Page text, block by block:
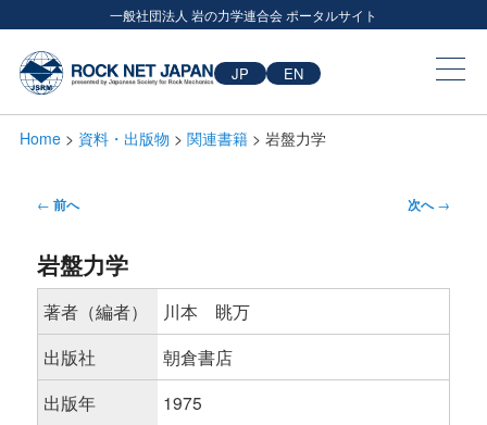
一般社団法人 岩の力学連合会 ポータルサイト
JP EN
Home > 資料・出版物 > 関連書籍 > 岩盤力学
投
ナ
ビ
ゲ
ー
シ
← 前へ 次へ→
岩盤力学
著者（編者）
川本 眺万
出版社
朝倉書店
出版年
1975